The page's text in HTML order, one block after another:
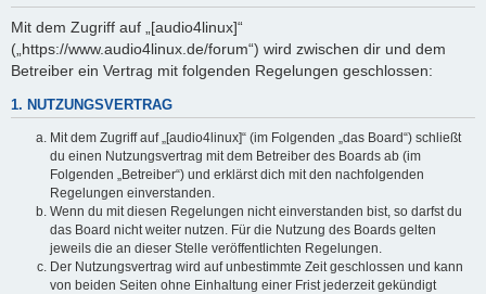
Mit dem Zugriff auf „[audio4linux]“
(„https://www.audio4linux.de/forum“) wird zwischen dir und dem
Betreiber ein Vertrag mit folgenden Regelungen geschlossen:
1. NUTZUNGSVERTRAG
Mit dem Zugriff auf „[audio4linux]“ (im Folgenden „das Board“) schließt
du einen Nutzungsvertrag mit dem Betreiber des Boards ab (im
Folgenden „Betreiber“) und erklärst dich mit den nachfolgenden
Regelungen einverstanden.
Wenn du mit diesen Regelungen nicht einverstanden bist, so darfst du
das Board nicht weiter nutzen. Für die Nutzung des Boards gelten
jeweils die an dieser Stelle veröffentlichten Regelungen.
Der Nutzungsvertrag wird auf unbestimmte Zeit geschlossen und kann
von beiden Seiten ohne Einhaltung einer Frist jederzeit gekündigt